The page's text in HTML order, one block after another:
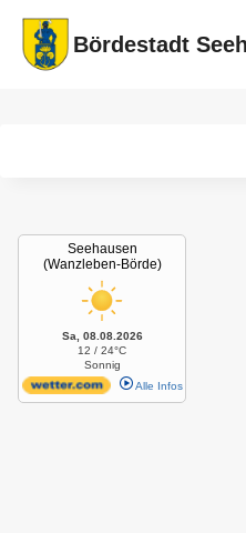
Zum
Inhalt
springen
Bördestadt
Seehausen
(Wanzleben-Börde)
Sa, 08.08.2026
12 / 24°C
Sonnig
Alle Infos